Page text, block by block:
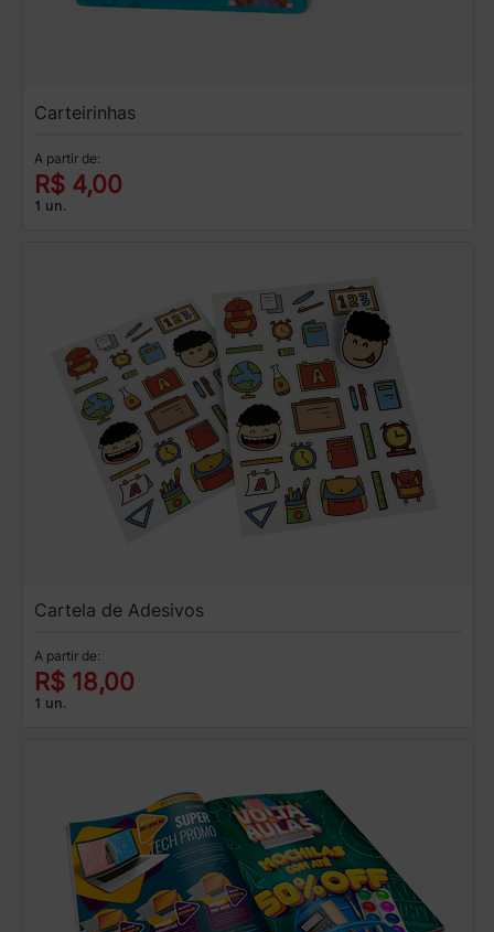
Carteirinhas
A partir de:
R$ 4,00
1 un.
Cartela de Adesivos
A partir de:
R$ 18,00
1 un.